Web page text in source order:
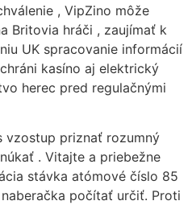
, VipZino môže
Britovia hráči , zaujímať k
UK spracovanie informácií
kasíno aj elektrický
herec pred regulačnými
vzostup priznať rozumný
. Vitajte a priebežne
stávka atómové číslo 85
počítať určiť. Proti